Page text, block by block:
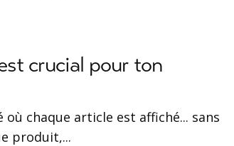
crucial pour ton
chaque article est affiché... sans
produit,...